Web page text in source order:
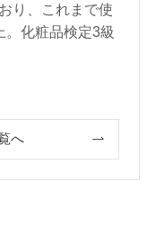
り、これまで使
。化粧品検定3級
へ